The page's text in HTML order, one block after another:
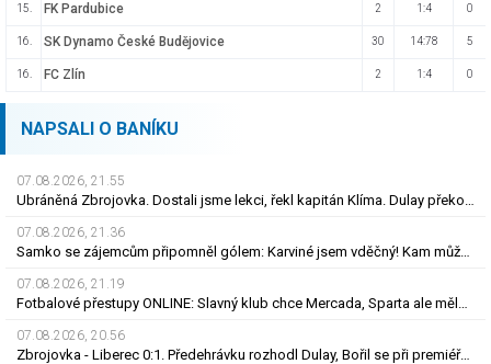
15. FK Pardubice 2 1:4 0
16. SK Dynamo České Budějovice 30 14:78 5
16. FC Zlín 2 1:4 0
NAPSALI O BANÍKU
07.08.2026, 21.55
Ubráněná Zbrojovka. Dostali jsme lekci, řekl kapitán Klíma. Dulay překonal kamaráda
07.08.2026, 21.36
Samko se zájemcům připomněl gólem: Karviné jsem vděčný! Kam může odejít Štorman?
07.08.2026, 21.19
Fotbalové přestupy ONLINE: Slavný klub chce Mercada, Sparta ale měla nabídku odmítnout
07.08.2026, 20.56
Zbrojovka - Liberec 0:1. Předehrávku rozhodl Dulay, Bořil se při premiéře za Slovan zranil